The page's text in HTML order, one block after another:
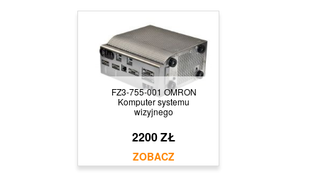
FZ3-755-001 OMRON
Komputer systemu
wizyjnego
2200 ZŁ